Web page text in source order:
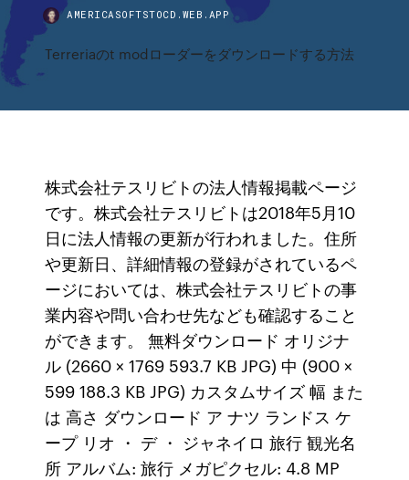
AMERICASOFTSTOCD.WEB.APP
Terreriaのt modローダーをダウンロードする方法
株式会社テスリビトの法人情報掲載ページ
です。株式会社テスリビトは2018年5月10
日に法人情報の更新が行われました。住所
や更新日、詳細情報の登録がされているペ
ージにおいては、株式会社テスリビトの事
業内容や問い合わせ先なども確認すること
ができます。 無料ダウンロード オリジナ
ル (2660 × 1769 593.7 KB JPG) 中 (900 ×
599 188.3 KB JPG) カスタムサイズ 幅 また
は 高さ ダウンロード ア ナツ ランドス ケ
ープ リオ ・ デ ・ ジャネイロ 旅行 観光名
所 アルバム: 旅行 メガピクセル: 4.8 MP